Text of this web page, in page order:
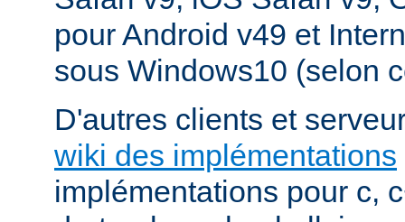
pour Android v49 et
sous Windows10 (selon
D'autres clients et
wiki des implémentations
implémentations pour c,